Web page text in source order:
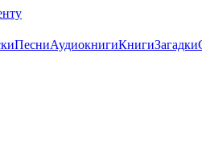
ПесниАудиокнигиКнигиЗагадки